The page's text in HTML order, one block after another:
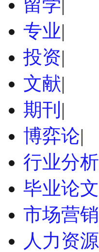
留学|
专业|
投资|
文献|
期刊 |
博弈论|
行业分析
毕业论文
市场营销
人力资源